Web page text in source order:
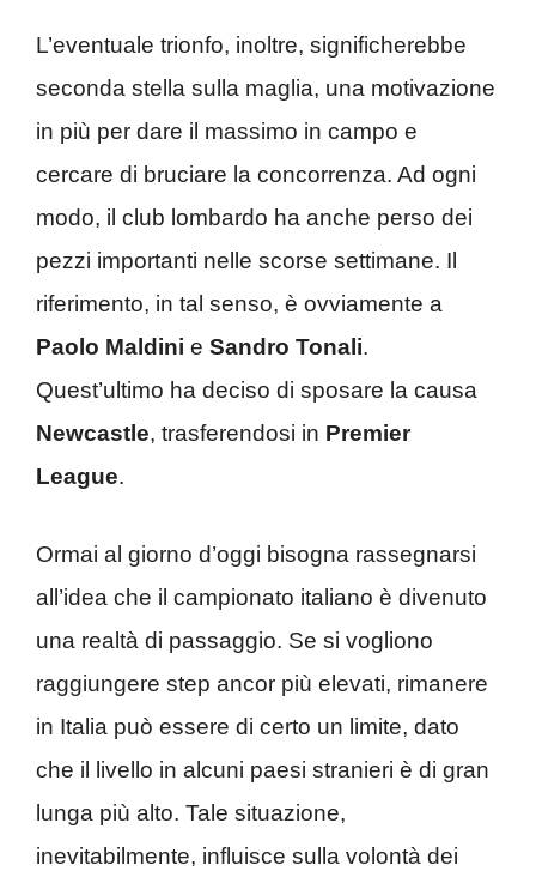
L’eventuale trionfo, inoltre, significherebbe
seconda stella sulla maglia, una motivazione
in più per dare il massimo in campo e
cercare di bruciare la concorrenza. Ad ogni
modo, il club lombardo ha anche perso dei
pezzi importanti nelle scorse settimane. Il
riferimento, in tal senso, è ovviamente a
Paolo Maldini e Sandro Tonali.
Quest’ultimo ha deciso di sposare la causa
Newcastle, trasferendosi in Premier
League.
Ormai al giorno d’oggi bisogna rassegnarsi
all’idea che il campionato italiano è divenuto
una realtà di passaggio. Se si vogliono
raggiungere step ancor più elevati, rimanere
in Italia può essere di certo un limite, dato
che il livello in alcuni paesi stranieri è di gran
lunga più alto. Tale situazione,
inevitabilmente, influisce sulla volontà dei